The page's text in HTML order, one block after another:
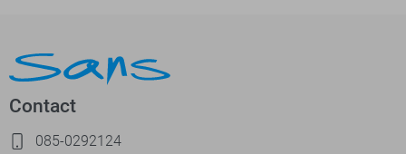
Contact
085-0292124